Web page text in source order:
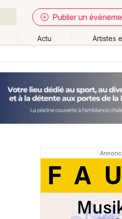
Publier un
Actu Artistes
Ce week-end Autre